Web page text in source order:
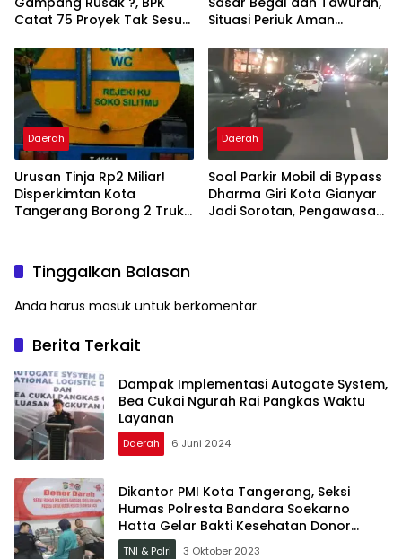
Catat 75 Proyek Tak Sesuai
Situasi Periuk Aman
Daerah
Urusan Tinja Rp2 Miliar!
Disperkimtan Kota
Tangerang Borong 2 Truk
Daerah
Soal Parkir Mobil di Bypass
Dharma Giri Kota Gianyar
Jadi Sorotan, Pengawasan
Tinggalkan Balasan
Anda harus masuk untuk berkomentar.
Berita Terkait
Dampak Implementasi Autogate System,
Bea Cukai Ngurah Rai Pangkas Waktu
Layanan
Daerah 6 Juni 2024
Dikantor PMI Kota Tangerang, Seksi
Humas Polresta Bandara Soekarno
Hatta Gelar Bakti Kesehatan Donor
Darah
TNI & Polri 3 Oktober 2023